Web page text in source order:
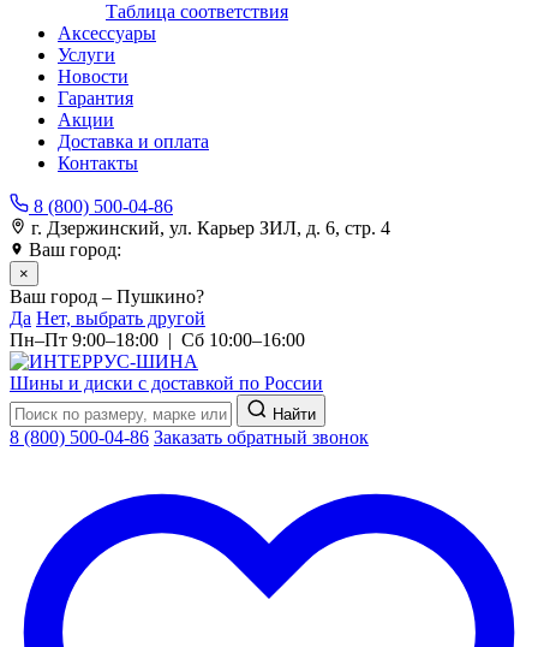
Таблица соответствия
Аксессуары
Услуги
Новости
Гарантия
Акции
Доставка и оплата
Контакты
8 (800) 500-04-86
г. Дзержинский, ул. Карьер ЗИЛ, д. 6, стр. 4
Ваш город:
×
Ваш город – Пушкино?
Да Нет, выбрать другой
Пн–Пт 9:00–18:00 | Сб 10:00–16:00
Шины и диски с доставкой по России
Найти
8 (800) 500-04-86 Заказать обратный звонок